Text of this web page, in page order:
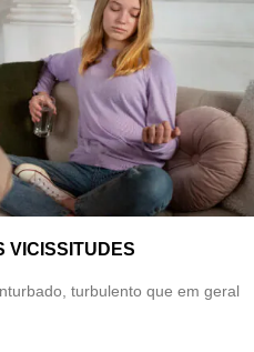
VICISSITUDES
turbulento que em geral